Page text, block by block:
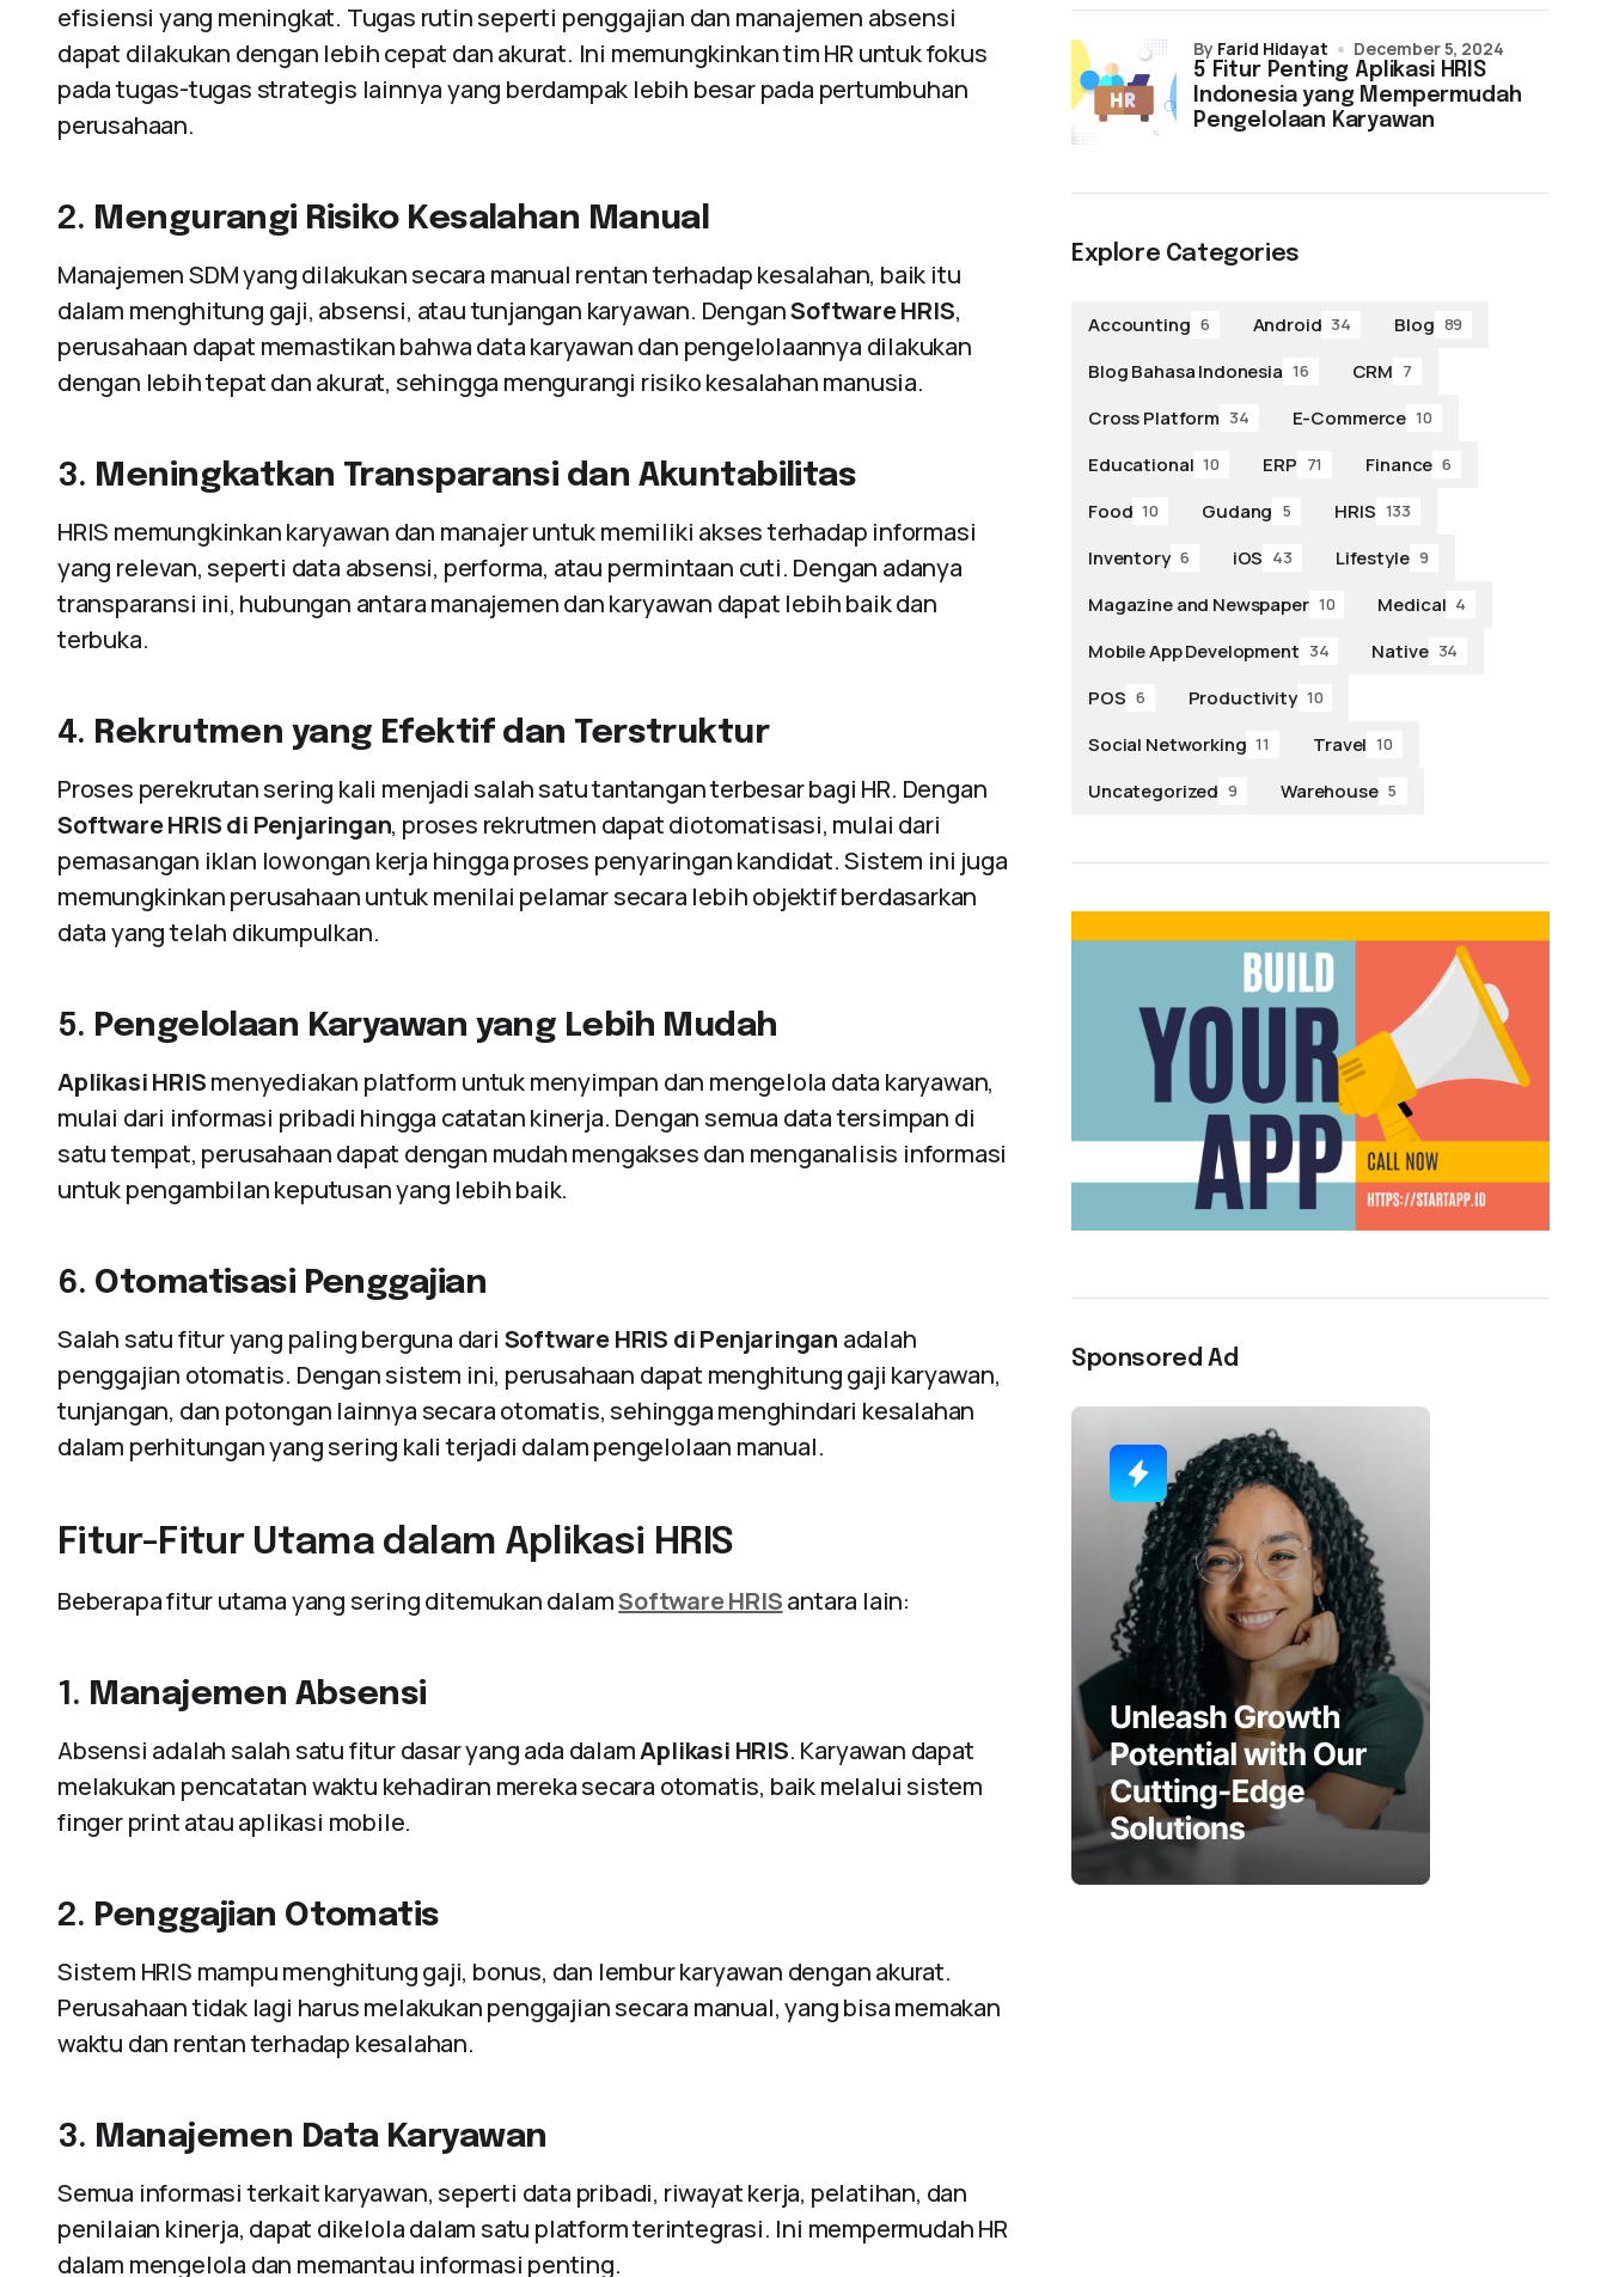
efisiensi yang meningkat. Tugas rutin seperti penggajian dan manajemen absensi
dapat dilakukan dengan lebih cepat dan akurat. Ini memungkinkan tim HR untuk fokus
pada tugas-tugas strategis lainnya yang berdampak lebih besar pada pertumbuhan
perusahaan.
2. Mengurangi Risiko Kesalahan Manual
Manajemen SDM yang dilakukan secara manual rentan terhadap kesalahan, baik itu
dalam menghitung gaji, absensi, atau tunjangan karyawan. DenganSoftware HRIS,
perusahaan dapat memastikan bahwa data karyawan dan pengelolaannya dilakukan
dengan lebih tepat dan akurat, sehingga mengurangi risiko kesalahan manusia.
3. Meningkatkan Transparansi dan Akuntabilitas
HRIS memungkinkan karyawan dan manajer untuk memiliki akses terhadap informasi
yang relevan, seperti data absensi, performa, atau permintaan cuti. Dengan adanya
transparansi ini, hubungan antara manajemen dan karyawan dapat lebih baik dan
terbuka.
4. Rekrutmen yang Efektif dan Terstruktur
Proses perekrutan sering kali menjadi salah satu tantangan terbesar bagi HR. Dengan
Software HRIS di Penjaringan, proses rekrutmen dapat diotomatisasi, mulai dari
pemasangan iklan lowongan kerja hingga proses penyaringan kandidat. Sistem ini juga
memungkinkan perusahaan untuk menilai pelamar secara lebih objektif berdasarkan
data yang telah dikumpulkan.
5. Pengelolaan Karyawan yang Lebih Mudah
Aplikasi HRISmenyediakan platform untuk menyimpan dan mengelola data karyawan,
mulai dari informasi pribadi hingga catatan kinerja. Dengan semua data tersimpan di
satu tempat, perusahaan dapat dengan mudah mengakses dan menganalisis informasi
untuk pengambilan keputusan yang lebih baik.
6. Otomatisasi Penggajian
Salah satu fitur yang paling berguna dari Software HRIS di Penjaringan adalah
penggajian otomatis. Dengan sistem ini, perusahaan dapat menghitung gaji karyawan,
tunjangan, dan potongan lainnya secara otomatis, sehingga menghindari kesalahan
dalam perhitungan yang sering kali terjadi dalam pengelolaan manual.
Fitur-Fitur Utama dalam Aplikasi HRIS
Beberapa fitur utama yang sering ditemukan dalamSoftware HRISantara lain:
1. Manajemen Absensi
Absensi adalah salah satu fitur dasar yang ada dalamAplikasi HRIS. Karyawan dapat
melakukan pencatatan waktu kehadiran mereka secara otomatis, baik melalui sistem
finger print atau aplikasi mobile.
2. Penggajian Otomatis
Sistem HRIS mampu menghitung gaji, bonus, dan lembur karyawan dengan akurat.
Perusahaan tidak lagi harus melakukan penggajian secara manual, yang bisa memakan
waktu dan rentan terhadap kesalahan.
3. Manajemen Data Karyawan
Semua informasi terkait karyawan, seperti data pribadi, riwayat kerja, pelatihan, dan
penilaian kinerja, dapat dikelola dalam satu platform terintegrasi. Ini mempermudah HR
dalam mengelola dan memantau informasi penting.
5 Fitur Penting Aplikasi HRIS
Indonesia yang Mempermudah
Pengelolaan Karyawan
by Farid Hidayat December 5, 2024
Explore Categories
Accounting 6 Android 34 Blog 89
Blog Bahasa Indonesia 16 CRM 7
Cross Platform 34 E-Commerce 10
Educational 10 ERP 71 Finance 6
Food 10 Gudang 5 HRIS 133
Inventory 6 iOS 43 Lifestyle 9
Magazine and Newspaper 10 Medical 4
Mobile App Development 34 Native 34
POS 6 Productivity 10
Social Networking 11 Travel 10
Uncategorized 9 Warehouse 5
Sponsored Ad